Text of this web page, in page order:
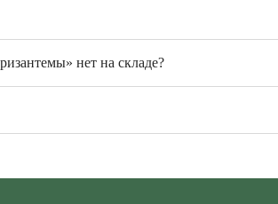
нет на складе?